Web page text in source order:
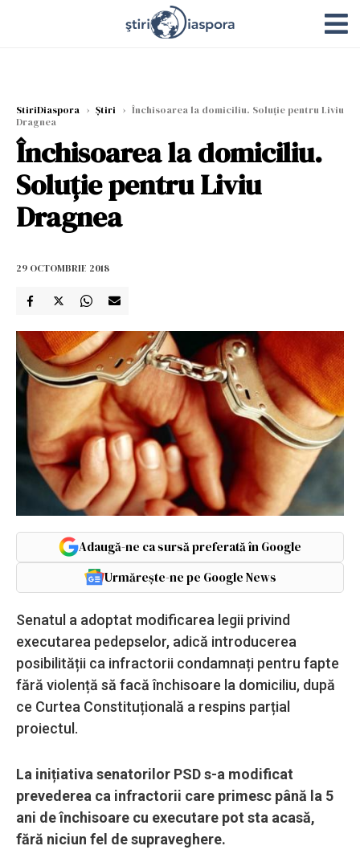
StiriDiaspora › Știri › Închisoarea la domiciliu. Soluţie pentru Liviu
Dragnea
Închisoarea la domiciliu.
Soluţie pentru Liviu
Dragnea
29 OCTOMBRIE 2018
Adaugă-ne ca sursă preferată în Google
Urmărește-ne pe Google News
Senatul a adoptat modificarea legii privind
executarea pedepselor, adică introducerea
posibilității ca infractorii condamnați pentru fapte
fără violență să facă închisoare la domiciliu, după
ce Curtea Constituțională a respins parțial
proiectul.
La inițiativa senatorilor PSD s-a modificat
prevederea ca infractorii care primesc până la 5
ani de închisoare cu executare pot sta acasă,
fără niciun fel de supraveghere.